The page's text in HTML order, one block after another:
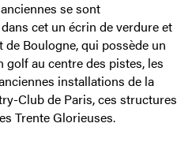
se sont
cet un écrin de verdure et
Boulogne, qui possède un
au centre des pistes, les
installations de la
Club de Paris, ces structures
Trente Glorieuses.